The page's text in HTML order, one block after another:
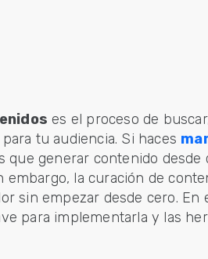
es el proceso de
tu audiencia. Si haces
que generar contenido
embargo, la curación de
sin empezar desde cero.
para implementarla y las